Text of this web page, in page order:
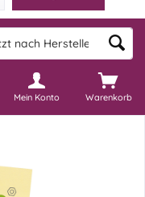
Warenkorb
Mein Konto